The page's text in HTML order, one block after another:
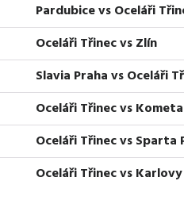
Pardubice vs Oceláři
Oceláři Třinec vs Zlín
Slavia Praha vs Oceláři
Oceláři Třinec vs
Oceláři Třinec vs Sparta
Oceláři Třinec vs